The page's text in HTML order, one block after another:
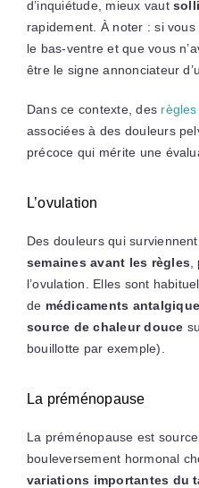
d’inquiétude, mieux vaut
rapidement. À noter : si
le bas-ventre et que vous
être le signe annonciateur
Dans ce contexte, des
associées à des douleurs
précoce qui mérite une
L’ovulation
Des douleurs qui
semaines avant les règles
l’ovulation. Elles sont
de médicaments
source de chaleur douce
bouillotte par exemple).
La préménopause
La préménopause est
bouleversement hormonal
variations importantes du